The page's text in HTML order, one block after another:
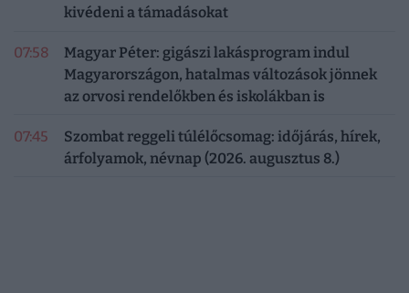
kivédeni a támadásokat
07:58
Magyar Péter: gigászi lakásprogram indul
Magyarországon, hatalmas változások jönnek
az orvosi rendelőkben és iskolákban is
07:45
Szombat reggeli túlélőcsomag: időjárás, hírek,
árfolyamok, névnap (2026. augusztus 8.)